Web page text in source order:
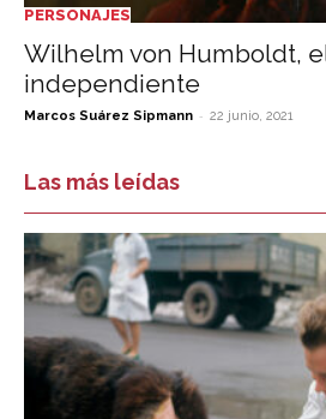
PERSONAJES
Wilhelm von Humboldt,
independiente
Marcos Suárez Sipmann - 22 junio, 2021
Las más leídas